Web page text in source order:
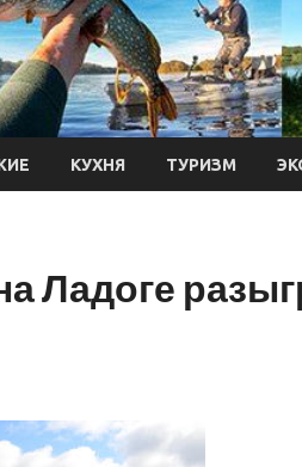
КУХНЯ ТУРИЗМ
Ладоге